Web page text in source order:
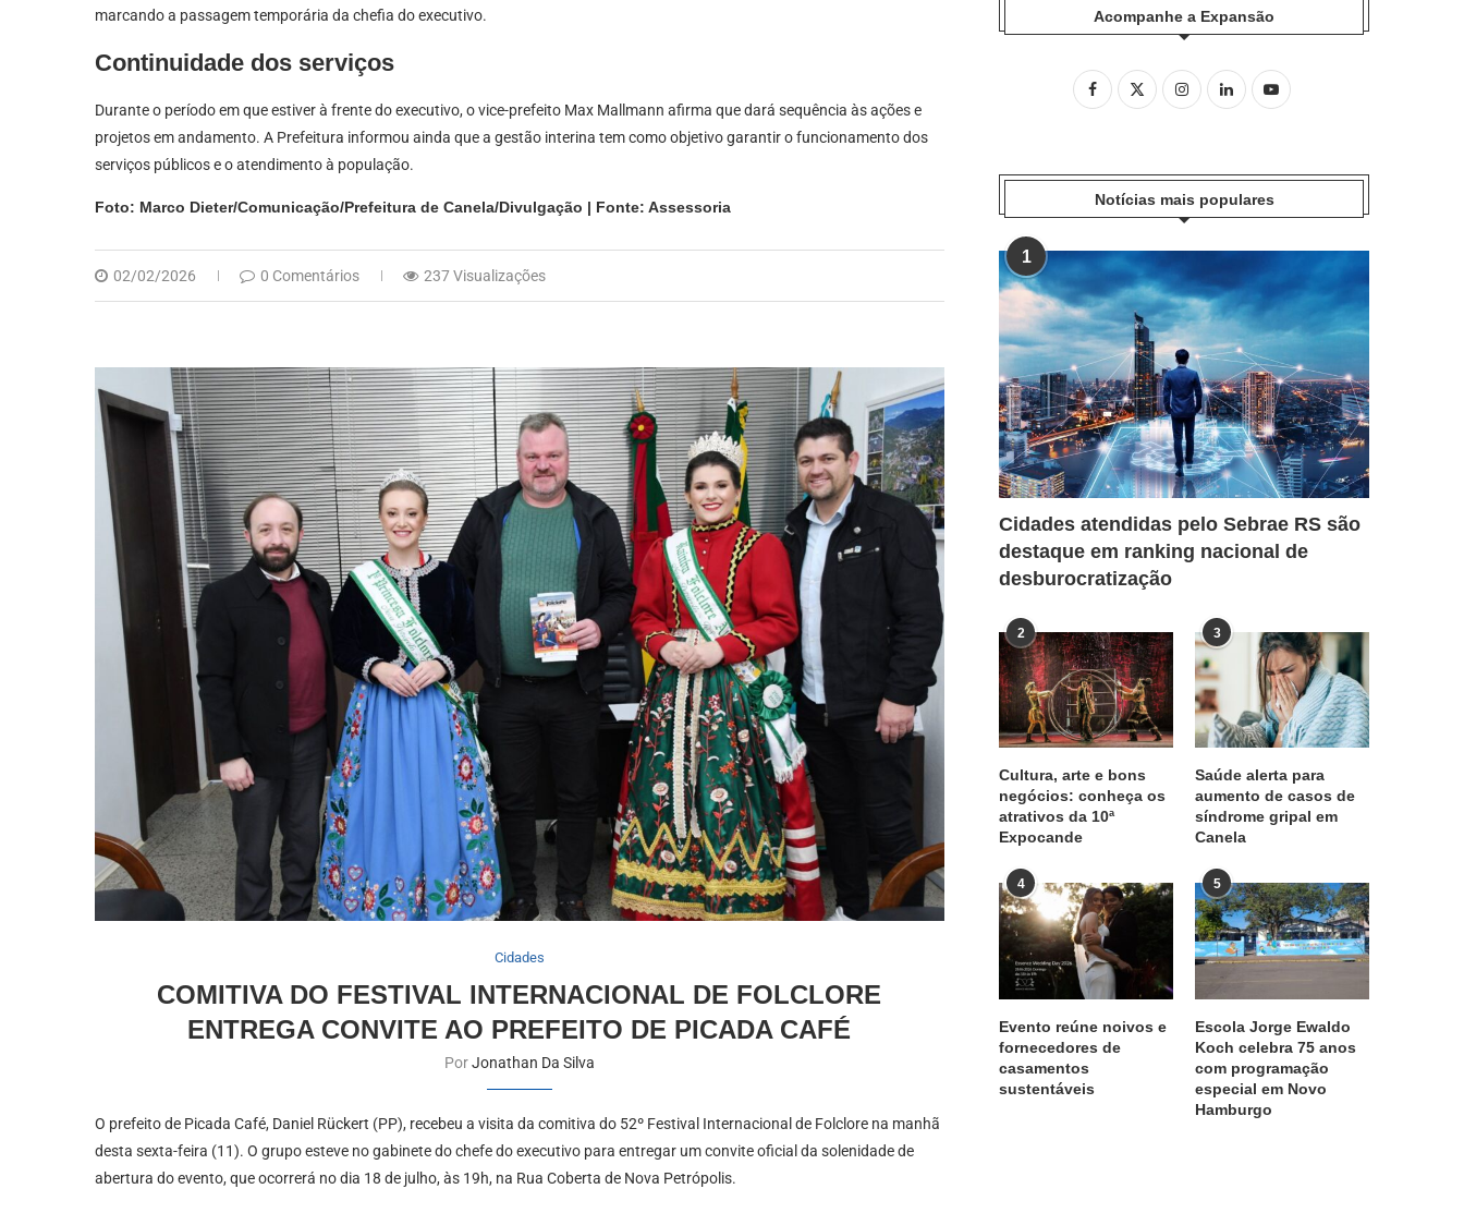
marcando a passagem temporária da chefia do executivo.
Continuidade dos serviços
Durante o período em que estiver à frente do executivo, o vice-prefeito Max Mallmann afirma que dará sequência às ações e
projetos em andamento. A Prefeitura informou ainda que a gestão interina tem como objetivo garantir o funcionamento dos
serviços públicos e o atendimento à população.
Foto: Marco Dieter/Comunicação/Prefeitura de Canela/Divulgação | Fonte: Assessoria
02/02/2026 0 Comentários 237 Visualizações
Cidades
COMITIVA DO FESTIVAL INTERNACIONAL DE FOLCLORE
ENTREGA CONVITE AO PREFEITO DE PICADA CAFÉ
PorJonathan Da Silva
O prefeito de Picada Café, Daniel Rückert (PP), recebeu a visita da comitiva do 52º Festival Internacional de Folclore na manhã
desta sexta-feira (11). O grupo esteve no gabinete do chefe do executivo para entregar um convite oficial da solenidade de
abertura do evento, que ocorrerá no dia 18 de julho, às 19h, na Rua Coberta de Nova Petrópolis.
Acompanhe a Expansão
Notícias mais populares
1
Cidades atendidas pelo Sebrae RS são
destaque em ranking nacional de
desburocratização
2
Cultura, arte e bons
negócios: conheça os
atrativos da 10ª
Expocande
3
Saúde alerta para
aumento de casos de
síndrome gripal em
Canela
4
Evento reúne noivos e
fornecedores de
casamentos
sustentáveis
5
Escola Jorge Ewaldo
Koch celebra 75 anos
com programação
especial em Novo
Hamburgo